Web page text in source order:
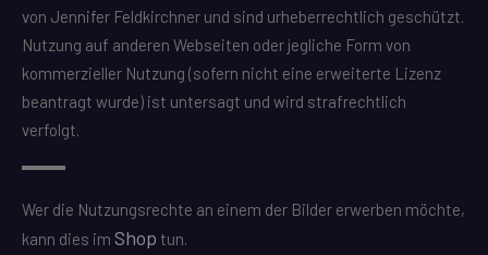
von Jennifer Feldkirchner und sind urheberrechtlich geschützt.
Nutzung auf anderen Webseiten oder jegliche Form von
kommerzieller Nutzung (sofern nicht eine erweiterte Lizenz
beantragt wurde) ist untersagt und wird strafrechtlich
verfolgt.
Wer die Nutzungsrechte an einem der Bilder erwerben möchte,
kann dies im Shop tun.